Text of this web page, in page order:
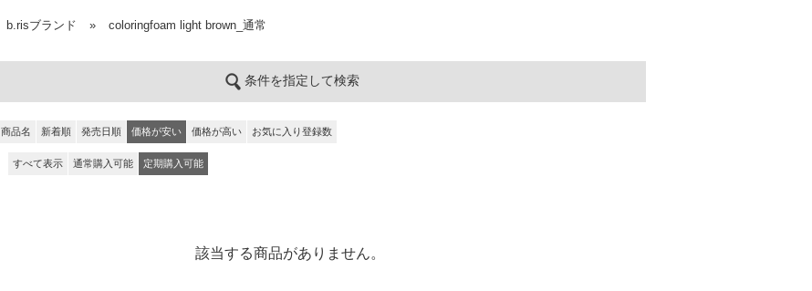
b.risブランド » coloringfoam light brown_通常
条件を指定して検索
商品名 新着順 発売日順 価格が安い 価格が高い お気に入り登録数
すべて表示 通常購入可能 定期購入可能
該当する商品がありません。